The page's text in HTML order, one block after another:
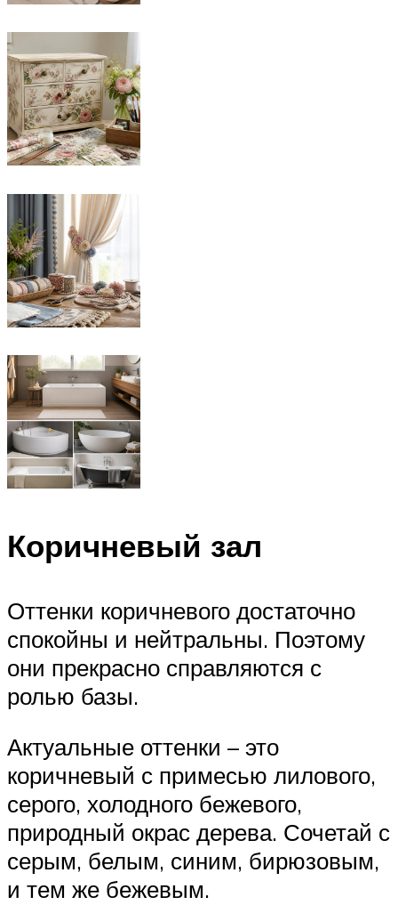
Коричневый зал
Оттенки коричневого достаточно
спокойны и нейтральны. Поэтому
они прекрасно справляются с
ролью базы.
Актуальные оттенки – это
коричневый с примесью лилового,
серого, холодного бежевого,
природный окрас дерева. Сочетай с
серым, белым, синим, бирюзовым,
и тем же бежевым.